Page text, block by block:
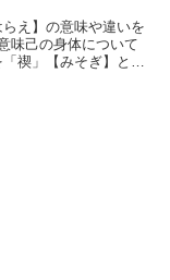
え】の意味や違いを
味己の身体について
禊」【みそぎ】とい